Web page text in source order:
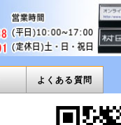
よくある質問